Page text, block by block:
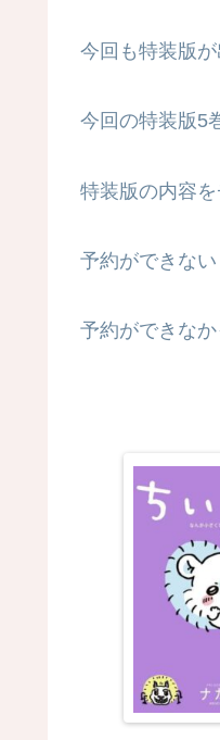
今回も特装版
今回の特装版5
特装版の内容を
予約ができない
予約ができな